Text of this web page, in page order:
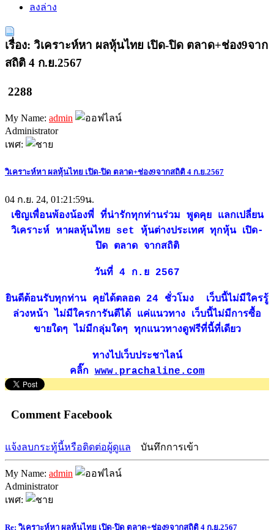
ลงล่าง
เรื่อง: วิเคราะห์หา ผลหุ้นไทย เปิด-ปิด ตลาด+ช่อง9จาก
สถิติ 4 ก.ย.2567
2288
My Name: admin
Administrator
เพศ:
วิเคราะห์หา ผลหุ้นไทย เปิด-ปิด ตลาด+ช่อง9จากสถิติ 4 ก.ย.2567
04 ก.ย. 24, 01:21:59น.
เชิญเพื่อนพ้องน้องพี่ ที่น่ารักทุกท่านร่วม พูดคุย แลกเปลี่ยน
วิเคราะห์ หาผลหุ้นไทย set หุ้นต่างประเทศ ทุกหุ้น เปิด-
ปิด ตลาด จากสถิติ
วันที่ 4 ก.ย 2567
ยินดีต้อนรับทุกท่าน คุยได้ตลอด 24 ชั่วโมง เว็บนี้ไม่มีใครรู้
ล่วงหน้า ไม่มีใครการันตีได้ แค่แนวทาง เว็บนี้ไม่มีการซื้อ
ขายใดๆ ไม่มีกลุ่มใดๆ ทุกแนวทางดูฟรีที่นี้ที่เดียว
ทางไปเว็บประชาไลน์
คลิ๊ก www.prachaline.com
Comment Facebook
แจ้งลบกระทู้นี้หรือติดต่อผู้ดูแล บันทึกการเข้า
My Name: admin
Administrator
เพศ:
Re: วิเคราะห์หา ผลหุ้นไทย เปิด-ปิด ตลาด+ช่อง9จากสถิติ 4 ก.ย.2567